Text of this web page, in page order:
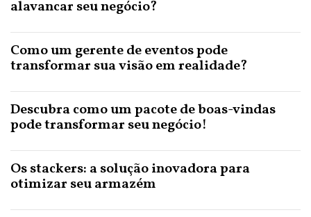
alavancar seu negócio?
Como um gerente de eventos pode
transformar sua visão em realidade?
Descubra como um pacote de boas-vindas
pode transformar seu negócio!
Os stackers: a solução inovadora para
otimizar seu armazém